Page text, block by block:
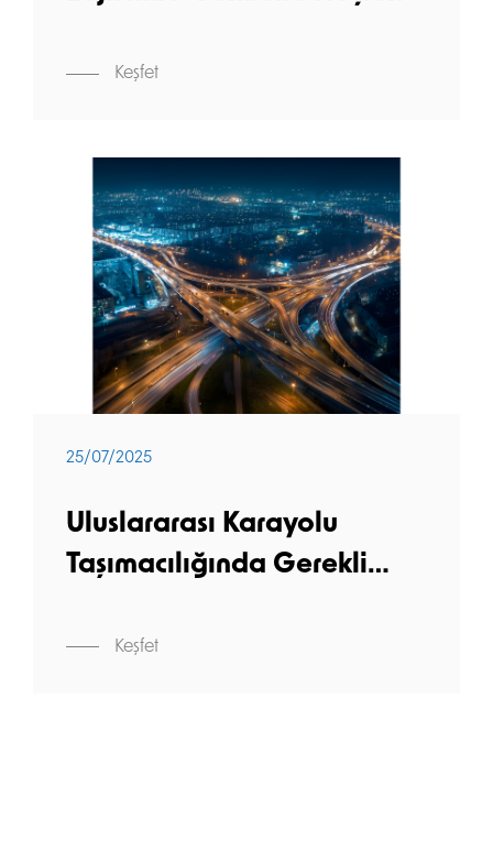
Keşfet
25/07/2025
Uluslararası Karayolu
Taşımacılığında Gerekli
Keşfet